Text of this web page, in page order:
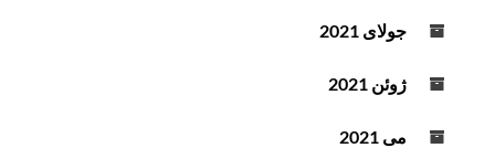
جولای 2021
ژوئن 2021
می 2021